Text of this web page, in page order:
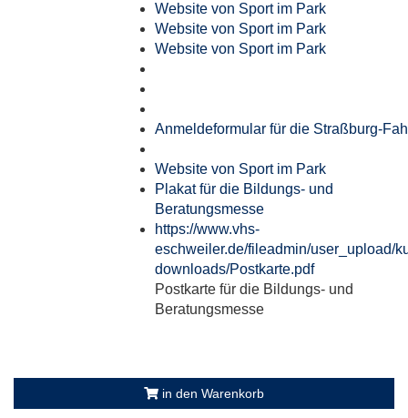
Website von Sport im Park
Website von Sport im Park
Website von Sport im Park
Anmeldeformular für die Straßburg-
Website von Sport im Park
Plakat für die Bildungs- und
Beratungsmesse
https://www.vhs-
eschweiler.de/fileadmin/user_upload/
downloads/Postkarte.pdf
Postkarte für die Bildungs- und
Beratungsmesse
in den Warenkorb